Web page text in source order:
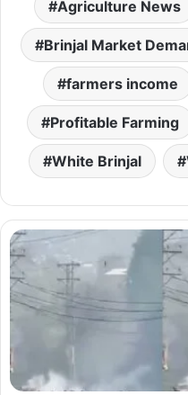
Agriculture News
Brinjal Market
farmers income
Profitable Farming
White Brinjal